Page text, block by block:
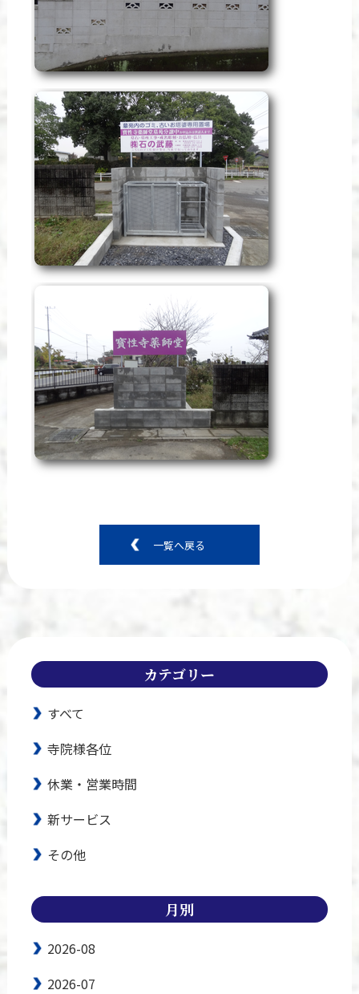
一覧へ戻る
カテゴリー
すべて
寺院様各位
休業・営業時間
新サービス
その他
月別
2026-08
2026-07